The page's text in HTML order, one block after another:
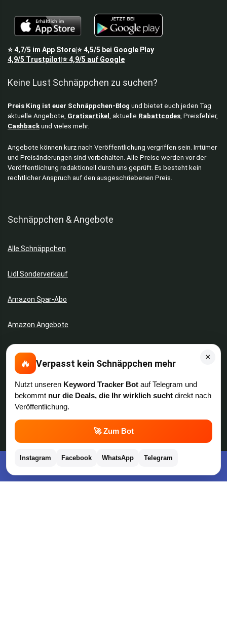
⭐4,7/5 im App Store⭐4,5/5 bei Google Play
4,9/5 Trustpilot ⭐4,9/5 auf Google
Keine Lust Schnäppchen zu suchen?
Preis King ist euer Schnäppchen-Blog und bietet euch jeden Tag
aktuelle Angebote, Gratisartikel , aktuelle Rabattcodes, Preisfehler,
Cashbackund vieles mehr.
Angebote können kurz nach Veröffentlichung vergriffen sein. Irrtümer
und Preisänderungen sind vorbehalten. Alle Preise werden vor der
Veröffentlichung redaktionell durch uns geprüft. Es besteht kein
rechtlicher Anspruch auf den ausgeschriebenen Preis.
Schnäppchen & Angebote
Alle Schnäppchen
Lidl Sonderverkauf
Amazon Spar-Abo
Amazon Angebote
AOK Gratisgeschenke
Gutscheine, Coupons & Payback
Coupons & Gutscheine
DM Payback Coupons
Aral Payback Coupons
×
🔥 Verpasst kein Schnäppchen mehr
Nutzt unseren Keyword Tracker Bot auf Telegram und
bekommt nur die Deals, die Ihr wirklich sucht direkt nach
Veröffentlichung.
🚀 Zum Bot
Instagram Facebook WhatsApp Telegram